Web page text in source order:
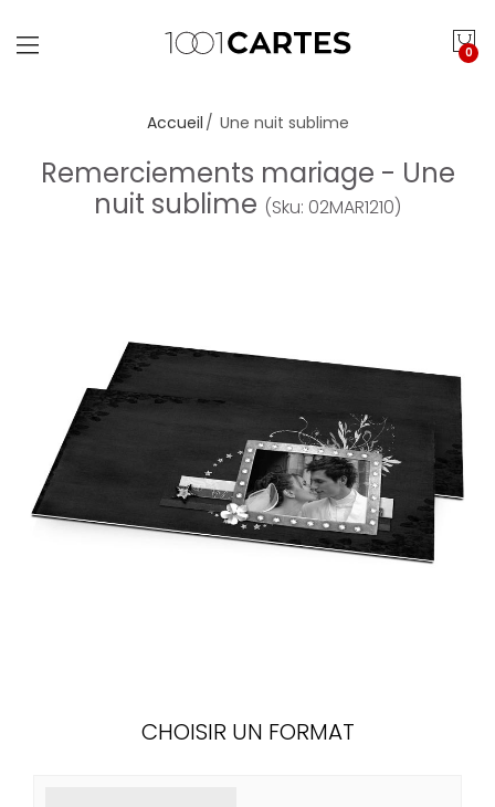
0
Accueil Une nuit sublime
Remerciements mariage - Une
nuit sublime (Sku: 02MAR1210)
CHOISIR UN FORMAT